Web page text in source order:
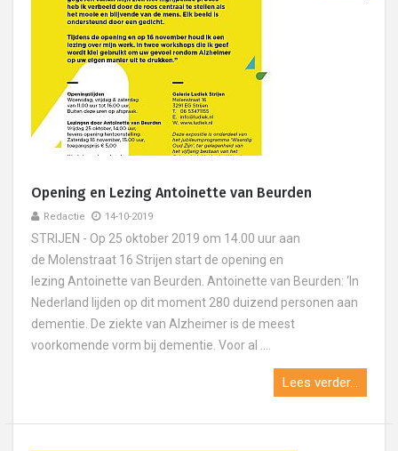
Opening en Lezing Antoinette van Beurden
Redactie 14-10-2019
STRIJEN - Op 25 oktober 2019 om 14.00 uur aan
de Molenstraat 16 Strijen start de opening en
lezing Antoinette van Beurden. Antoinette van Beurden: ‘In
Nederland lijden op dit moment 280 duizend personen aan
dementie. De ziekte van Alzheimer is de meest
voorkomende vorm bij dementie. Voor al ....
Lees verder...